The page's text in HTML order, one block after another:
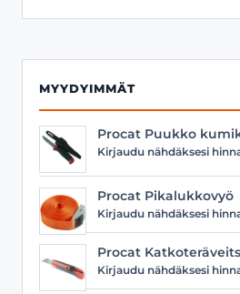
MYYDYIMMÄT
Procat Puukko
Kirjaudu nähdäksesi
Procat Pikalukkovyö
Kirjaudu nähdäksesi
Procat
Kirjaudu nähdäksesi